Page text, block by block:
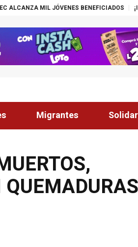
BENEFICIADOS ¡INSÓLITO! CANAL DEL
Migrantes
QUEMADURAS